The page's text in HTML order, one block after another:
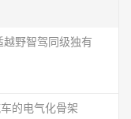
野智驾同级独有
的电气化骨架